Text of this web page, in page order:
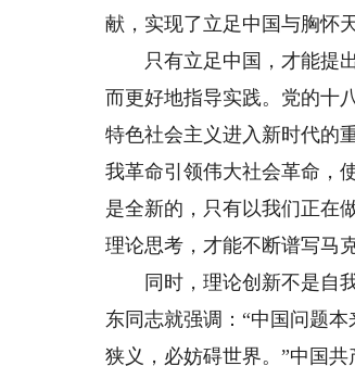
献，实现了立足中国与胸怀
只有立足中国，才能提出
而更好地指导实践。党的十
特色社会主义进入新时代的
我革命引领伟大社会革命，
是全新的，只有以我们正在
理论思考，才能不断谱写马
同时，理论创新不是自我
东同志就强调：“中国问题
狭义，必妨碍世界。”中国